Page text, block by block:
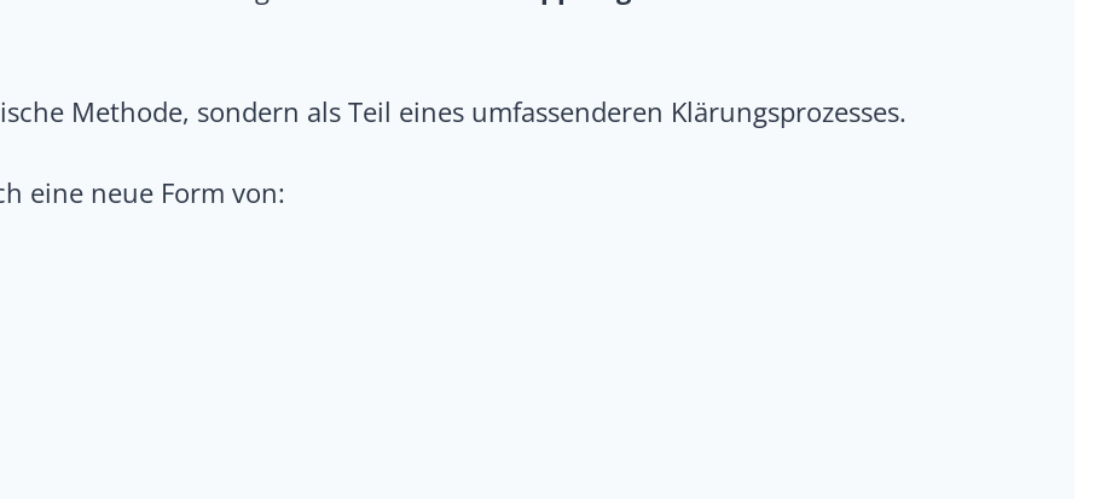
Methode, sondern als Teil eines umfassenderen Klärungsprozesses.
eine neue Form von: